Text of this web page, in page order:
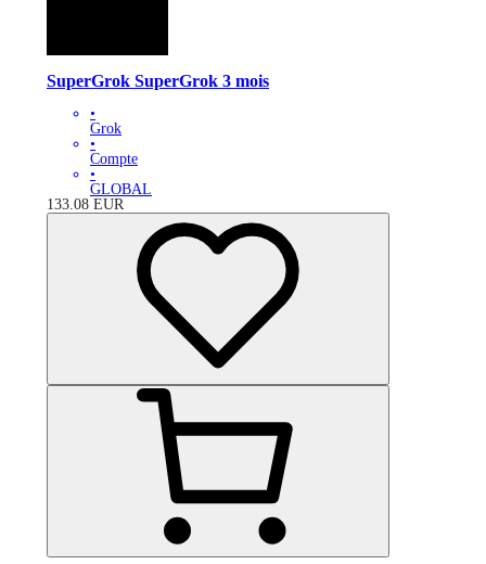
SuperGrok SuperGrok 3 mois
•
Grok
•
Compte
•
GLOBAL
133.08 EUR